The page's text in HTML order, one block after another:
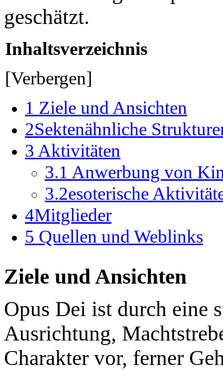
geschätzt.
Inhaltsverzeichnis
[Verbergen]
1 Ziele und Ansichten
2Sektenähnliche
3 Aktivitäten
3.1 Anwerbung von
3.2esoterische
4Mitglieder
5 Quellen und Weblinks
Ziele und Ansichten
Opus Dei ist durch eine
Ausrichtung,
Charakter vor, ferner